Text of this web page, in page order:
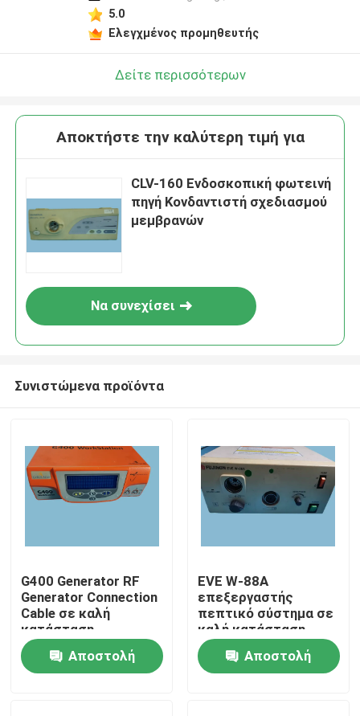
Σπίτι
Προϊόντα
5.0
Ελεγχμένος προμηθευτής
Δείτε περισσότερων
Αποκτήστε την καλύτερη τιμή για
CLV-160 Ενδοσκοπική φωτεινή
πηγή Κονδαντιστή σχεδιασμού
μεμβρανών
Να συνεχίσει
Συνιστώμενα προϊόντα
G400 Generator RF
Generator Connection
Cable σε καλή
κατάσταση
Αποστολή
EVE W-88A
επεξεργαστής
πεπτικό σύστημα σε
καλή κατάσταση
επεξεργαστής
ενδοσκόπησης
Αποστολή